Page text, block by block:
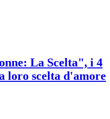
La Scelta", i 4
loro scelta d'amore